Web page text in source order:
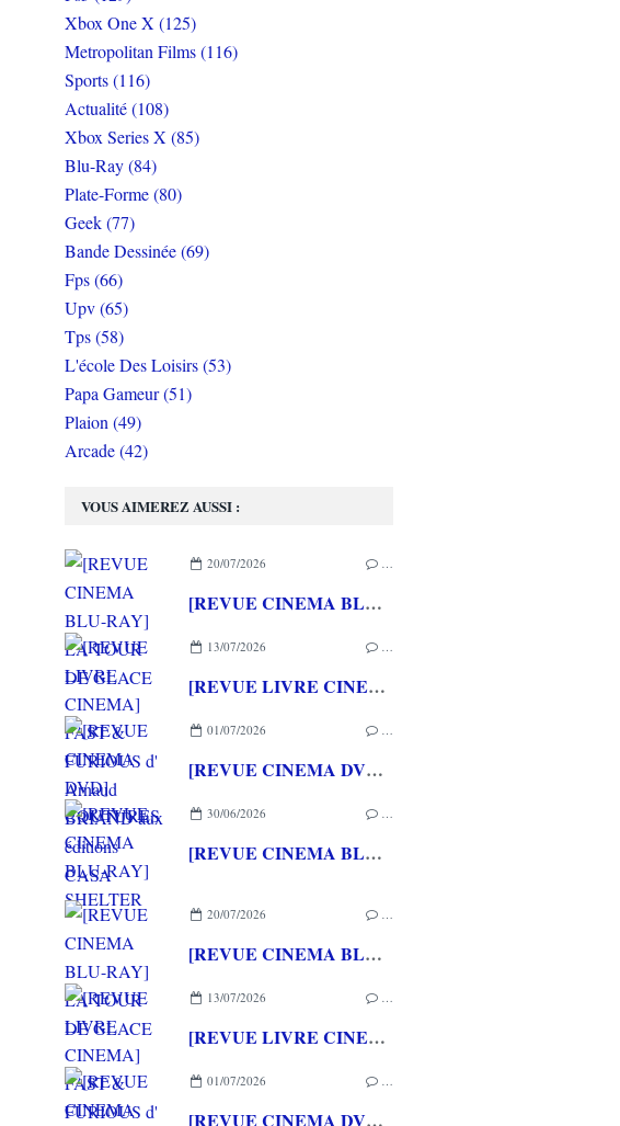
VOUS AIMEREZ AUSSI :
20/07/2026 …
[REVUE CINEMA BLU-RAY] LA TOUR DE GLACE
13/07/2026 …
[REVUE LIVRE CINEMA] FAST & FURIOUS d' Arnaud BRIAND aux éditions CASA
01/07/2026 …
[REVUE CINEMA DVD] COUTURES
30/06/2026 …
[REVUE CINEMA BLU-RAY] SHELTER
20/07/2026 …
[REVUE CINEMA BLU-RAY] LA TOUR DE GLACE
13/07/2026 …
[REVUE LIVRE CINEMA] FAST & FURIOUS d' Arnaud BRIAND aux éditions CASA
01/07/2026 …
[REVUE CINEMA DVD] COUTURES
Xbox One X (125)
Metropolitan Films (116)
Sports (116)
Actualité (108)
Xbox Series X (85)
Blu-Ray (84)
Plate-Forme (80)
Geek (77)
Bande Dessinée (69)
Fps (66)
Upv (65)
Tps (58)
L'école Des Loisirs (53)
Papa Gameur (51)
Plaion (49)
Arcade (42)